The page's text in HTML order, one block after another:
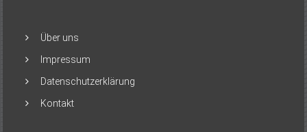
Über uns
Impressum
Datenschutzerklärung
Kontakt